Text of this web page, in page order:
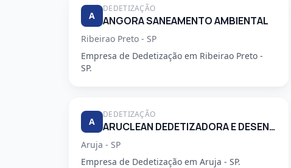
A
DEDETIZAÇÃO
ANGORA SANEAMENTO AMBIENTAL
Ribeirao Preto - SP
Empresa de Dedetização em Ribeirao Preto -
SP.
A
DEDETIZAÇÃO
ARUCLEAN DEDETIZADORA E DESENTUPIDORA
Aruja - SP
Empresa de Dedetização em Aruja - SP.